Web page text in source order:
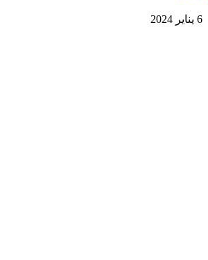
6 يناير 2024